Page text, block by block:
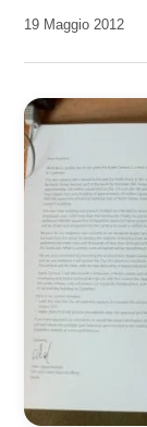
da
19 Maggio 2012